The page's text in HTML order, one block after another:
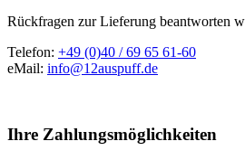
Rückfragen zur Lieferung beantworten
Telefon: +49 (0)40 / 69 65 61-60
eMail: info@12auspuff.de
Ihre Zahlungsmöglichkeiten